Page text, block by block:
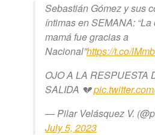
Sebastián Gómez y sus
íntimas en SEMANA:
mamá fue gracias a
Nacional”https://t.co/
OJO A LA RESPUESTA
SALIDA 💔
— Pilar Velásquez V.
July 5, 2023